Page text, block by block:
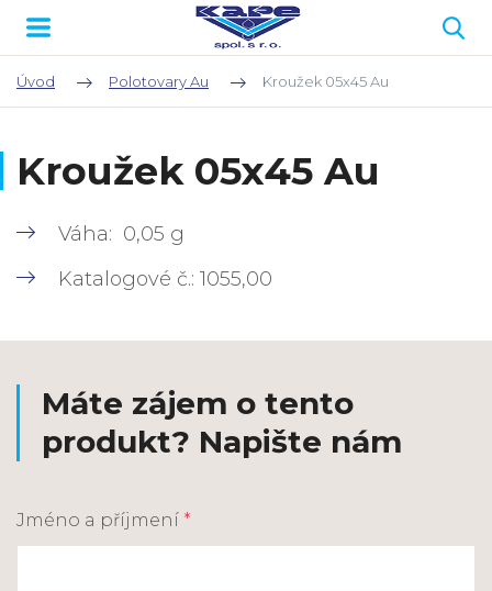
Úvod Polotovary Au Kroužek 05x45 Au
Kroužek 05x45 Au
Váha: 0,05 g
Katalogové č.: 1055,00
Máte zájem o tento
produkt? Napište nám
Jméno a příjmení *